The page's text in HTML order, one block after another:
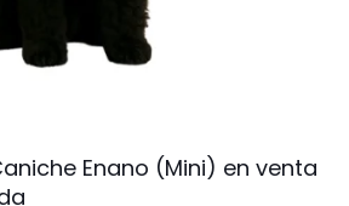
Enano (Mini) en venta